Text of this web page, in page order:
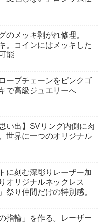
のメッキ剥がれ修理。
。コインにはメッキした
能
ープチェーンをピンクゴ
で高級ジュエリーへ
い出】SVリング内側に肉
世界に一つのオリジナル
に刻む深彫りレーザー加
オリジナルネックレス
祭り仲間だけの特別感。
指輪」を作る。レーザー